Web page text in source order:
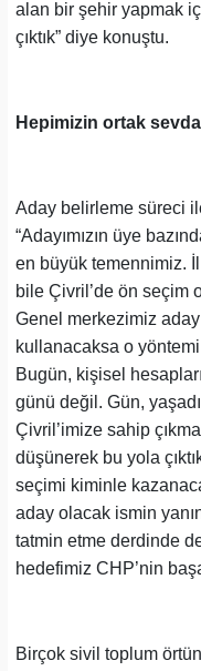
alan bir şehir yapmak
çıktık” diye konuştu.
Hepimizin ortak
Aday belirleme süreci
“Adayımızın üye
en büyük temennimiz.
bile Çivril’de ön seçim
Genel merkezimiz
kullanacaksa o
Bugün, kişisel
günü değil. Gün,
Çivril’imize sahip
düşünerek bu yola
seçimi kiminle
aday olacak ismin
tatmin etme derdinde
hedefimiz CHP’nin
Birçok sivil toplum